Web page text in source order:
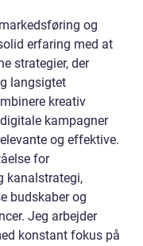
og
erfaring med at
strategier, der
langsigtet
kreativ
kampagner
og effektive.
for
kanalstrategi,
budskaber og
Jeg arbejder
konstant fokus på